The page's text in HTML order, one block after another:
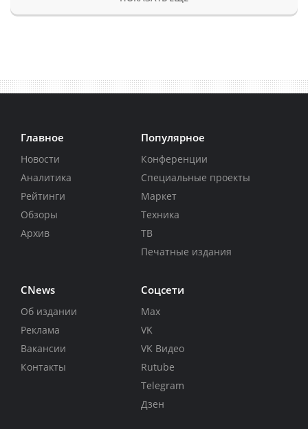
Главное
Новости
Аналитика
Рейтинги
Обзоры
Архив
Популярное
Конференции
Специальные проекты
Маркет
Техника
ТВ
Печатные издания
CNews
Об издании
Реклама
Вакансии
Контакты
Соцсети
Max
VK
VK Видео
Rutube
Telegram
Дзен